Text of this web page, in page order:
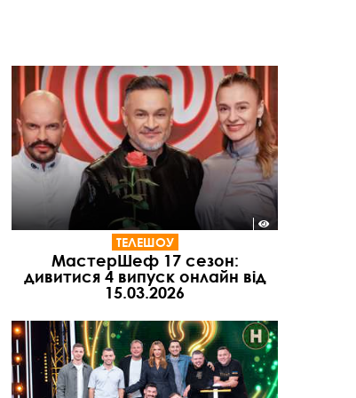
ТЕЛЕШОУ
МастерШеф 17 сезон:
дивитися 4 випуск онлайн від
15.03.2026